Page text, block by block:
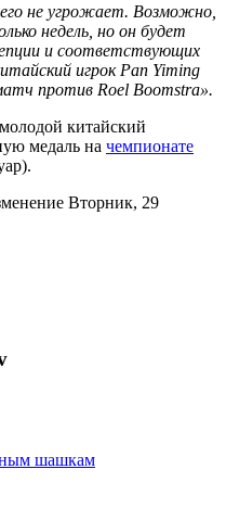
не угрожает. Возможно,
недель, но он будет
и соответствующих
игрок Pan Yiming
против Roel Boomstra».
китайский
медаль на чемпионате
Вторник, 29
шашкам